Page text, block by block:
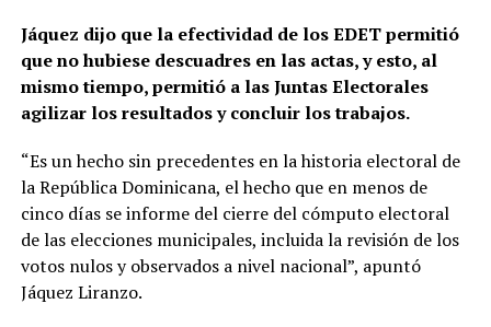
Jáquez dijo que la efectividad de los EDET permitió
que no hubiese descuadres en las actas, y esto, al
mismo tiempo, permitió a las Juntas Electorales
agilizar los resultados y concluir los trabajos.
“Es un hecho sin precedentes en la historia electoral de
la República Dominicana, el hecho que en menos de
cinco días se informe del cierre del cómputo electoral
de las elecciones municipales, incluida la revisión de los
votos nulos y observados a nivel nacional”, apuntó
Jáquez Liranzo.